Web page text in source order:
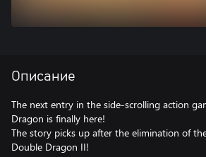
Описание
The next entry in the side-scrolling action
Dragon is finally here!
The story picks up after the elimination of
Double Dragon II!